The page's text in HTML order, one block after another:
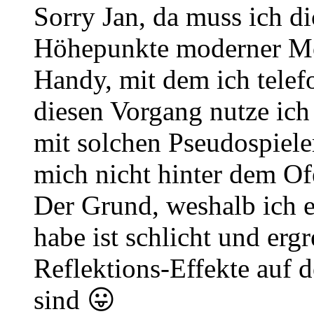
Sorry Jan, da muss ich
Höhepunkte moderner
Handy, mit dem ich
diesen Vorgang nutze
mit solchen
mich nicht hinter dem
Der Grund, weshalb ich
habe ist schlicht und
Reflektions-Effekte auf
sind 😛